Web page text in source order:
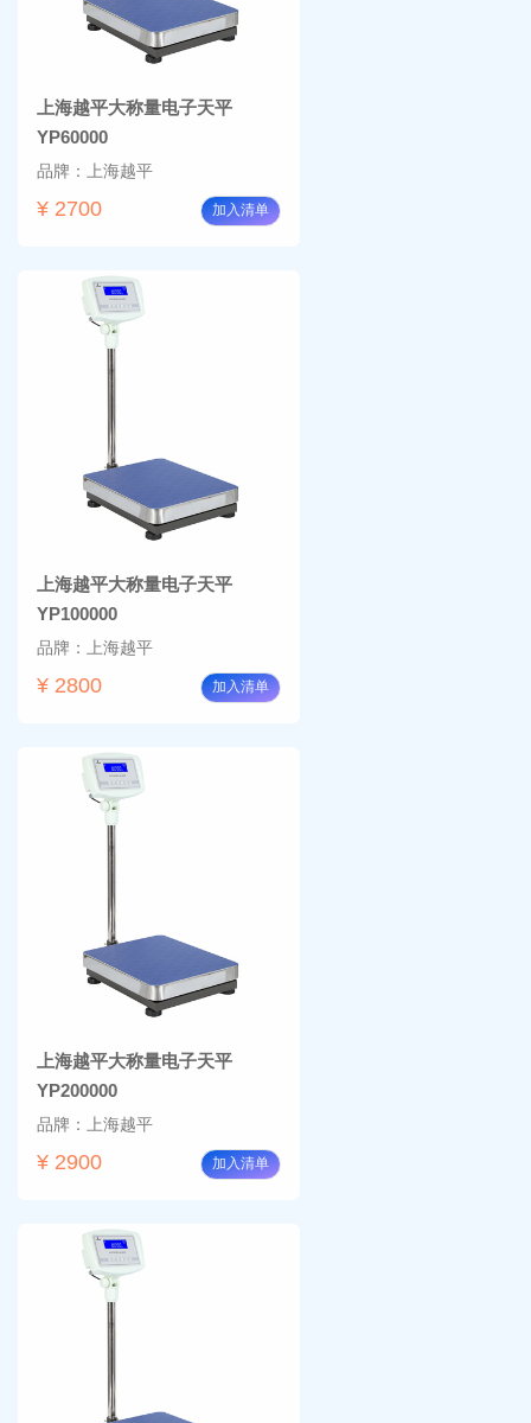
上海越平大称量电子天平
YP60000
品牌：上海越平
¥ 2700 加入清单
上海越平大称量电子天平
YP100000
品牌：上海越平
¥ 2800 加入清单
上海越平大称量电子天平
YP200000
品牌：上海越平
¥ 2900 加入清单